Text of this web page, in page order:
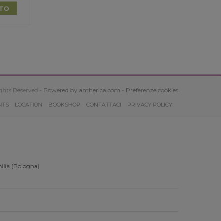
Reserved - Powered by antherica.com - Preferenze cookies
LOCATION BOOKSHOP CONTATTACI PRIVACY POLICY
(Bologna)